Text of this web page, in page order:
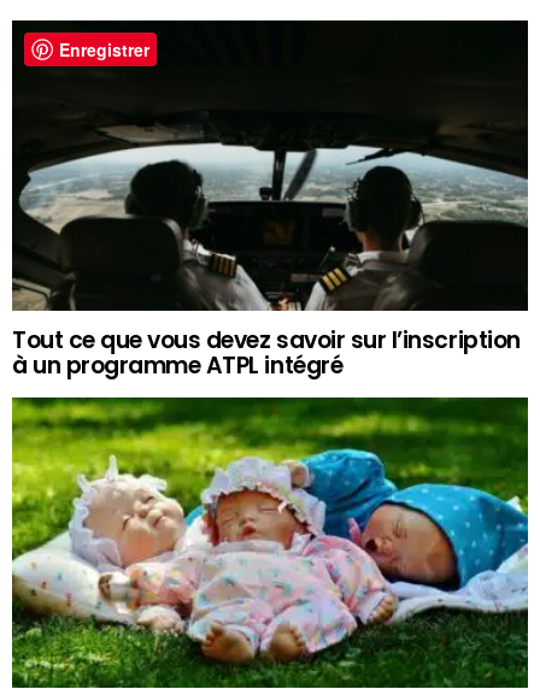
Tout ce que vous devez savoir sur l’inscription
à un programme ATPL intégré
Enregistrer